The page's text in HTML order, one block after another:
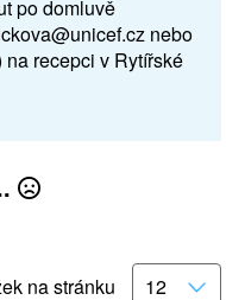
po domluvě
nebo
recepci v Rytířské
na stránku